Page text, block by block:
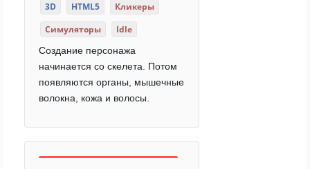
3D HTML5
Кликеры
Симуляторы
Idle
Создание персонажа
начинается со скелета. Потом
появляются органы, мышечные
волокна, кожа и волосы.